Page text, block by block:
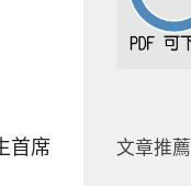
首席 文章推薦